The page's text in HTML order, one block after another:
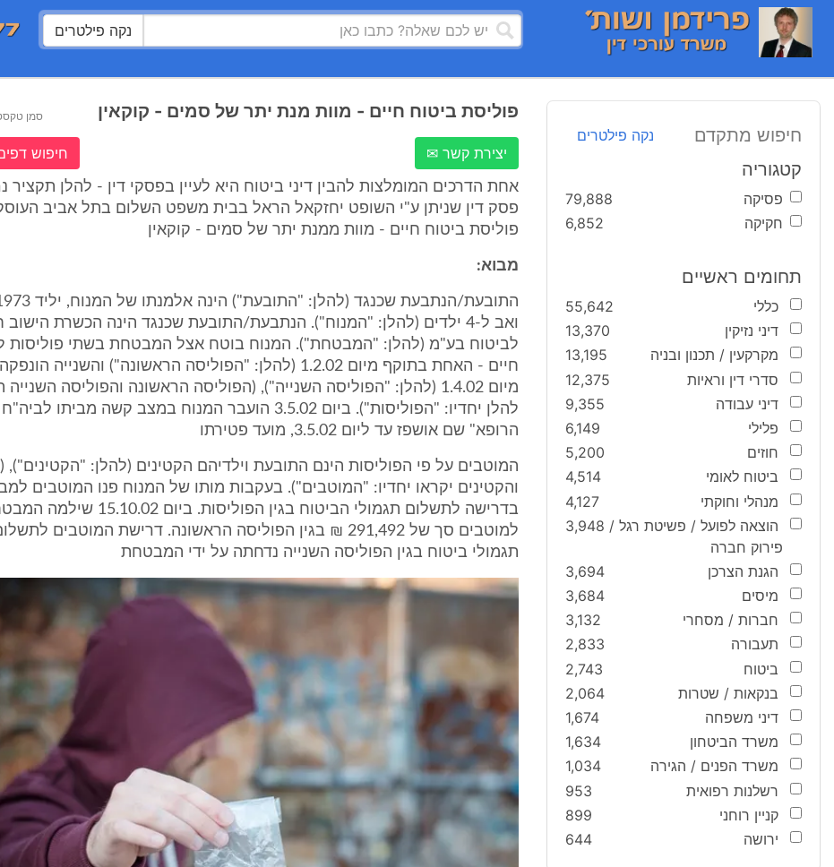
נקה פילטרים
חיפוש מתקדם נקה פילטרים
קטגוריה
פסיקה
79,888
חקיקה
6,852
תחומים ראשיים
כללי
55,642
דיני נזיקין
13,370
מקרקעין / תכנון ובניה
13,195
סדרי דין וראיות
12,375
דיני עבודה
9,355
פלילי
6,149
חוזים
5,200
ביטוח לאומי
4,514
מנהלי וחוקתי
4,127
הוצאה לפועל / פשיטת רגל /
פירוק חברה
3,948
הגנת הצרכן
3,694
מיסים
3,684
חברות / מסחרי
3,132
תעבורה
2,833
ביטוח
2,743
בנקאות / שטרות
2,064
דיני משפחה
1,674
משרד הביטחון
1,634
משרד הפנים / הגירה
1,034
רשלנות רפואית
953
קניין רוחני
899
ירושה
644
פוליסת ביטוח חיים - מוות מנת יתר של סמים - קוקאין סמן
יצירת קשר ✉ חיפוש
אחת הדרכים המומלצות להבין דיני ביטוח היא לעיין בפסקי דין - להלן תקציר
פסק דין שניתן ע"י השופט יחזקאל הראל בבית משפט השלום בתל אביב
פוליסת ביטוח חיים - מוות ממנת יתר של סמים - קוקאין
מבוא:
ואב ל-4 ילדים (להלן: "המנוח"). הנתבעת/התובעת שכנגד הינה הכשרת
לביטוח בע"מ (להלן: "המבטחת"). המנוח בוטח אצל המבטחת בשתי פוליסות
חיים - האחת בתוקף מיום 1.2.02 (להלן: "הפוליסה הראשונה") והשנייה
מיום 1.4.02 (להלן: "הפוליסה השנייה"), (הפוליסה הראשונה והפוליסה
להלן יחדיו: "הפוליסות"). ביום 3.5.02 הועבר המנוח במצב קשה מביתו
הרופא" שם אושפז עד ליום 3.5.02, מועד פטירתו
המוטבים על פי הפוליסות הינם התובעת וילדיהם הקטינים (להלן: "הקטינים"),
והקטינים יקראו יחדיו: "המוטבים"). בעקבות מותו של המנוח פנו המוטבים
בדרישה לתשלום תגמולי הביטוח בגין הפוליסות. ביום
למוטבים סך של 291,492 ₪ בגין הפוליסה הראשונה. דרישת המוטבים
תגמולי ביטוח בגין הפוליסה השנייה נדחתה על ידי המבטחת